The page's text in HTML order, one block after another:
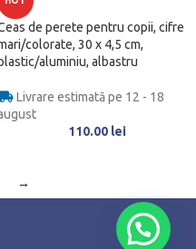
de perete pentru copii, cifre
colorate, 30 x 4,5 cm,
aluminiu, albastru
Livrare estimată pe 12 - 18
110.00 lei
→